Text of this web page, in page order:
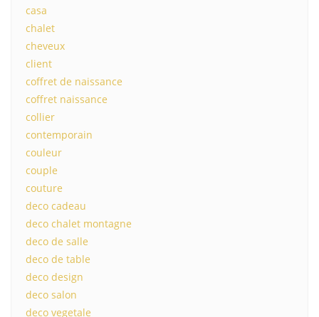
casa
chalet
cheveux
client
coffret de naissance
coffret naissance
collier
contemporain
couleur
couple
couture
deco cadeau
deco chalet montagne
deco de salle
deco de table
deco design
deco salon
deco vegetale